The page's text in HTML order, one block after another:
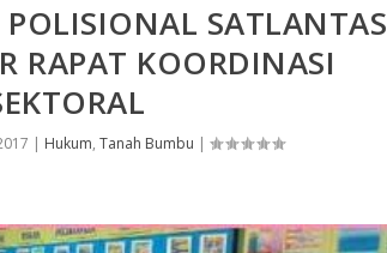
SATLANTAS
RAPAT KOORDINASI
| Hukum, Tanah Bumbu |